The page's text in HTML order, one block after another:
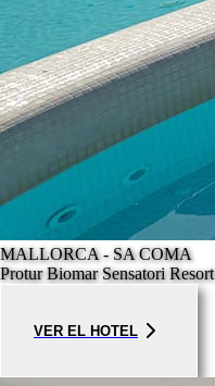
MALLORCA - SA COMA
Protur Biomar Sensatori Resort
VER EL HOTEL